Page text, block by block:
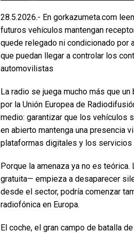
28.5.2026.- En gorkazumeta.com
futuros vehículos mantengan
quede relegado ni condicionado
que puedan llegar a controlar los
automovilistas
La radio se juega mucho más que
por la Unión Europea de
medio: garantizar que los vehículos
en abierto mantenga una presencia
plataformas digitales y los servicios
Porque la amenaza ya no es
gratuita— empieza a desaparecer
desde el sector, podría comenzar
radiofónica en Europa.
El coche, el gran campo de batalla